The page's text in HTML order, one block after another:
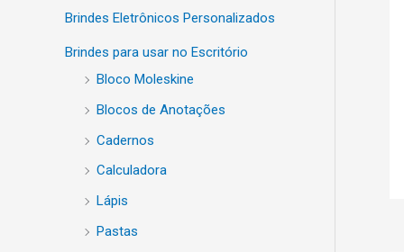
Brindes Eletrônicos Personalizados
Brindes para usar no Escritório
Bloco Moleskine
Blocos de Anotações
Cadernos
Calculadora
Lápis
Pastas